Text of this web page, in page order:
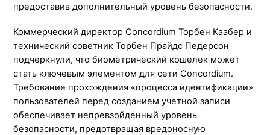
предоставив дополнительный уровень безопасности.
Коммерческий директор Concordium Торбен Каабер и
технический советник Торбен Прайдс Педерсон
подчеркнули, что биометрический кошелек может
стать ключевым элементом для сети Concordium.
Требование прохождения «процесса идентификации»
пользователей перед созданием учетной записи
обеспечивает непревзойденный уровень
безопасности, предотвращая вредоносную